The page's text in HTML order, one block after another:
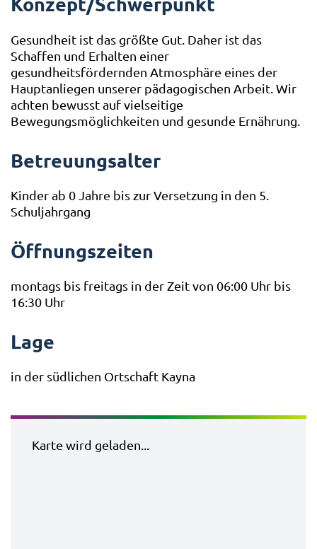
Gesundheit ist das größte Gut. Daher ist das
Schaffen und Erhalten einer
gesundheitsfördernden Atmosphäre eines der
Hauptanliegen unserer pädagogischen Arbeit. Wir
achten bewusst auf vielseitige
Bewegungsmöglichkeiten und gesunde Ernährung.
Betreuungsalter
Kinder ab 0 Jahre bis zur Versetzung in den 5.
Schuljahrgang
Öffnungszeiten
montags bis freitags in der Zeit von 06:00 Uhr bis
16:30 Uhr
Lage
in der südlichen Ortschaft Kayna
Karte wird geladen...